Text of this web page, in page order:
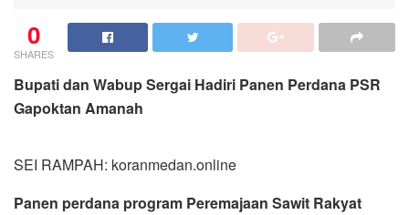
0
SHARES
Bupati dan Wabup Sergai Hadiri Panen Perdana PSR
Gapoktan Amanah
SEI RAMPAH: koranmedan.online
Panen perdana program Peremajaan Sawit Rakyat